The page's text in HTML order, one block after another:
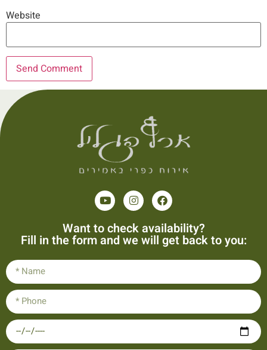
Website
Want to check availability?
Fill in the form and we will get back to you: